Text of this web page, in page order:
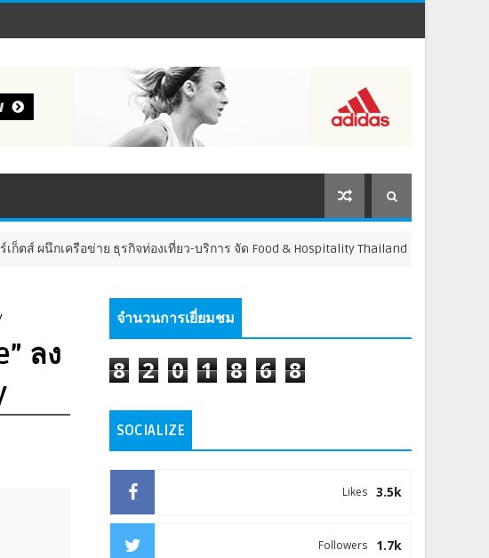
ธุรกิจท่องเที่ยว-บริการ จัด Food & Hospitality Thailand 2026 เชื่อม 4 งานใหญ่ สร้างโอก
ลง
จำนวนการเยี่ยมชม
8 2 0 1 8 6 8
SOCIALIZE
3.5k
Likes
1.7k
Followers